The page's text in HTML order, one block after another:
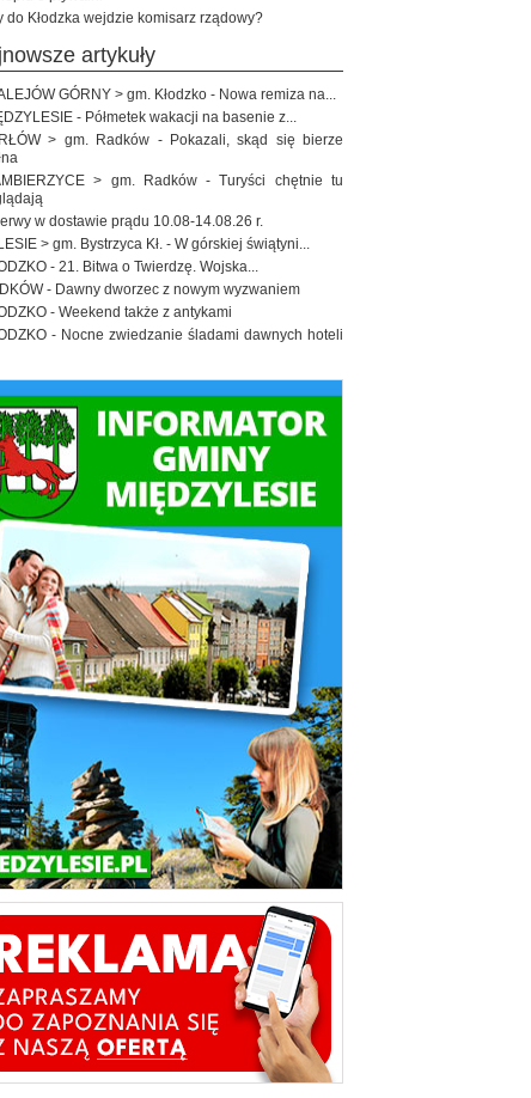
do Kłodzka wejdzie komisarz rządowy?
artykuły
GÓRNY > gm. Kłodzko - Nowa remiza na...
- Półmetek wakacji na basenie z...
> gm. Radków - Pokazali, skąd się bierze
> gm. Radków - Turyści chętnie tu
w dostawie prądu 10.08-14.08.26 r.
> gm. Bystrzyca Kł. - W górskiej świątyni...
- 21. Bitwa o Twierdzę. Wojska...
- Dawny dworzec z nowym wyzwaniem
- Weekend także z antykami
- Nocne zwiedzanie śladami dawnych hoteli